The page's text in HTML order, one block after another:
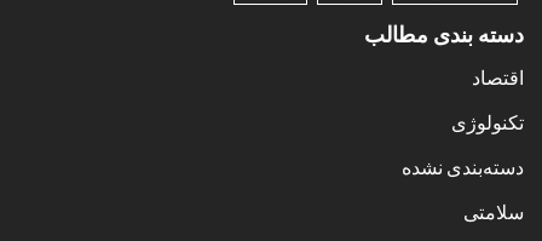
دسته بندی مطالب
اقتصاد
تکنولوژی
دسته‌بندی نشده
سلامتی